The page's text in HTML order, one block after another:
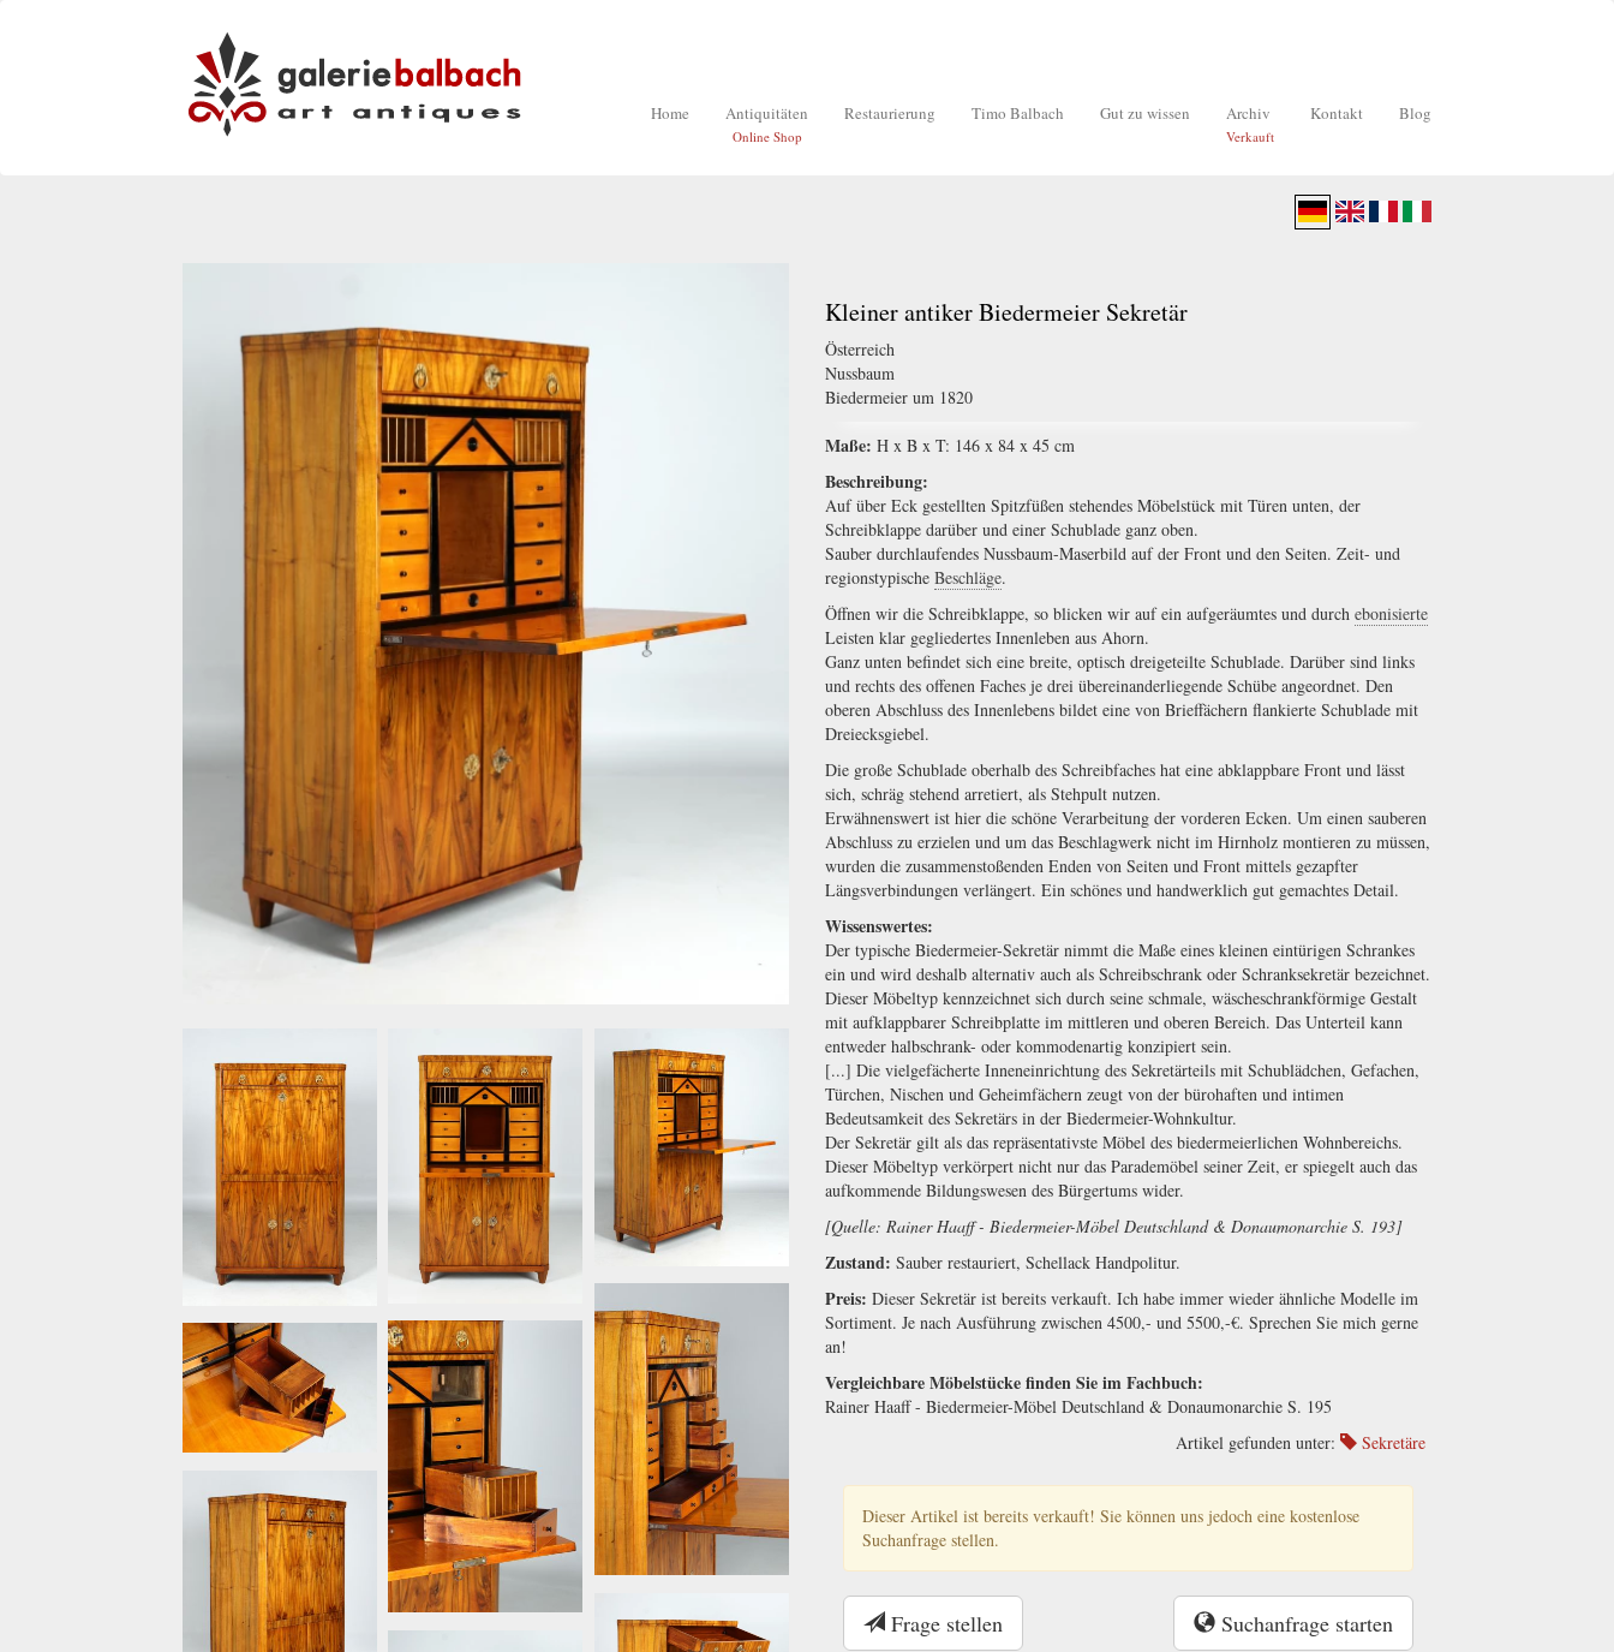
Home Antiquitäten
Online Shop
Restaurierung Timo Balbach Gut zu wissen Archiv
Verkauft
Kontakt Blog
Kleiner antiker Biedermeier Sekretär
Österreich
Nussbaum
Biedermeier um 1820
Maße: H x B x T: 146 x 84 x 45 cm
Beschreibung:
Auf über Eck gestellten Spitzfüßen stehendes Möbelstück mit Türen unten, der
Schreibklappe darüber und einer Schublade ganz oben.
Sauber durchlaufendes Nussbaum-Maserbild auf der Front und den Seiten. Zeit- und
regionstypische Beschläge.
Öffnen wir die Schreibklappe, so blicken wir auf ein aufgeräumtes und durch ebonisierte
Leisten klar gegliedertes Innenleben aus Ahorn.
Ganz unten befindet sich eine breite, optisch dreigeteilte Schublade. Darüber sind links
und rechts des offenen Faches je drei übereinanderliegende Schübe angeordnet. Den
oberen Abschluss des Innenlebens bildet eine von Brieffächern flankierte Schublade mit
Dreiecksgiebel.
Die große Schublade oberhalb des Schreibfaches hat eine abklappbare Front und lässt
sich, schräg stehend arretiert, als Stehpult nutzen.
Erwähnenswert ist hier die schöne Verarbeitung der vorderen Ecken. Um einen sauberen
Abschluss zu erzielen und um das Beschlagwerk nicht im Hirnholz montieren zu müssen,
wurden die zusammenstoßenden Enden von Seiten und Front mittels gezapfter
Längsverbindungen verlängert. Ein schönes und handwerklich gut gemachtes Detail.
Wissenswertes:
Der typische Biedermeier-Sekretär nimmt die Maße eines kleinen eintürigen Schrankes
ein und wird deshalb alternativ auch als Schreibschrank oder Schranksekretär bezeichnet.
Dieser Möbeltyp kennzeichnet sich durch seine schmale, wäscheschrankförmige Gestalt
mit aufklappbarer Schreibplatte im mittleren und oberen Bereich. Das Unterteil kann
entweder halbschrank- oder kommodenartig konzipiert sein.
[...] Die vielgefächerte Inneneinrichtung des Sekretärteils mit Schublädchen, Gefachen,
Türchen, Nischen und Geheimfächern zeugt von der bürohaften und intimen
Bedeutsamkeit des Sekretärs in der Biedermeier-Wohnkultur.
Der Sekretär gilt als das repräsentativste Möbel des biedermeierlichen Wohnbereichs.
Dieser Möbeltyp verkörpert nicht nur das Parademöbel seiner Zeit, er spiegelt auch das
aufkommende Bildungswesen des Bürgertums wider.
[Quelle: Rainer Haaff - Biedermeier-Möbel Deutschland & Donaumonarchie S. 193]
Zustand: Sauber restauriert, Schellack Handpolitur.
Preis: Dieser Sekretär ist bereits verkauft. Ich habe immer wieder ähnliche Modelle im
Sortiment. Je nach Ausführung zwischen 4500,- und 5500,-€. Sprechen Sie mich gerne
an!
Vergleichbare Möbelstücke finden Sie im Fachbuch:
Rainer Haaff - Biedermeier-Möbel Deutschland & Donaumonarchie S. 195
Artikel gefunden unter:
Sekretäre
Dieser Artikel ist bereits verkauft! Sie können uns jedoch eine kostenlose
Suchanfrage stellen.
Frage stellen Suchanfrage starten